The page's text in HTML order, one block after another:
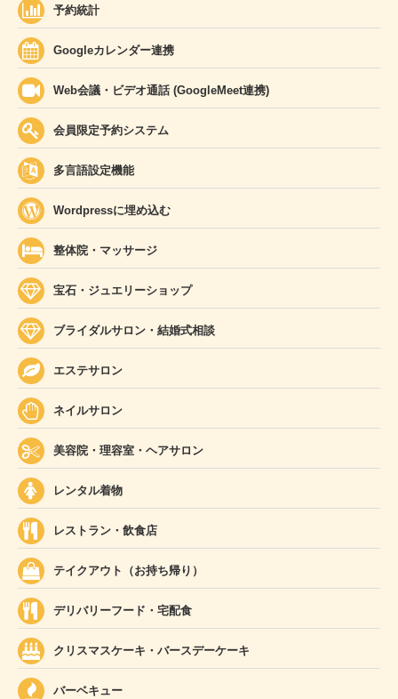
予約統計
Googleカレンダー連携
Web会議・ビデオ通話 (GoogleMeet連携)
会員限定予約システム
多言語設定機能
Wordpressに埋め込む
整体院・マッサージ
宝石・ジュエリーショップ
ブライダルサロン・結婚式相談
エステサロン
ネイルサロン
美容院・理容室・ヘアサロン
レンタル着物
レストラン・飲食店
テイクアウト（お持ち帰り）
デリバリーフード・宅配食
クリスマスケーキ・バースデーケーキ
バーベキュー